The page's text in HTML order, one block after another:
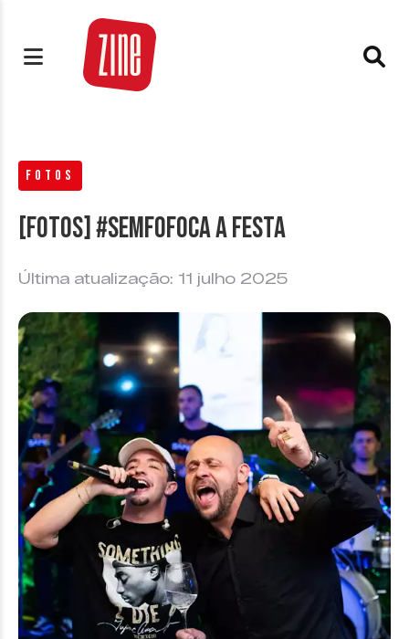
FOTOS
[FOTOS] #SEMFOFOCA a festa
Última atualização: 11 julho 2025